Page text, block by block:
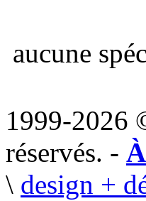
aucune
1999-2026
réservés. -
\ design +